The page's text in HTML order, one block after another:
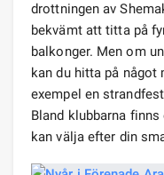
drottningen av
bekvämt att titta på
balkonger. Men om
kan du hitta på något
exempel en
Bland klubbarna
kan välja efter din